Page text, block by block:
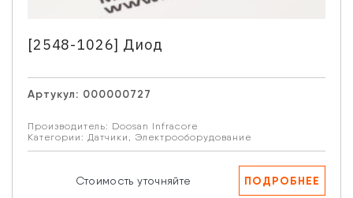
[2548-1026] Диод
Артукул: 000000727
Производитель: Doosan Infracore
Категории: Датчики , Электрооборудование
Стоимость уточняйте ПОДРОБНЕЕ